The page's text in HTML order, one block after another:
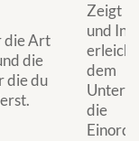
die Art
die
die du
Zeigt
und
dem
die